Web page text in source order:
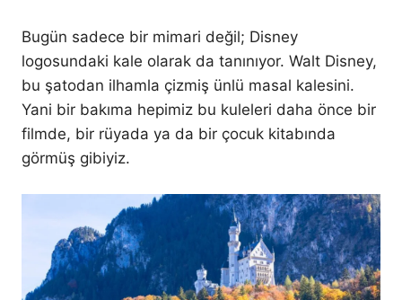
Bugün sadece bir mimari değil; Disney
logosundaki kale olarak da tanınıyor. Walt Disney,
bu şatodan ilhamla çizmiş ünlü masal kalesini.
Yani bir bakıma hepimiz bu kuleleri daha önce bir
filmde, bir rüyada ya da bir çocuk kitabında
görmüş gibiyiz.